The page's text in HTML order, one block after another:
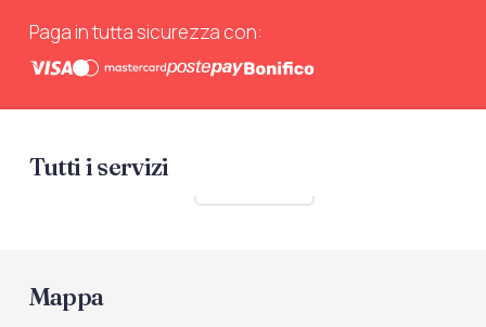
Paga in tutta sicurezza con:
Tutti i servizi
Mappa